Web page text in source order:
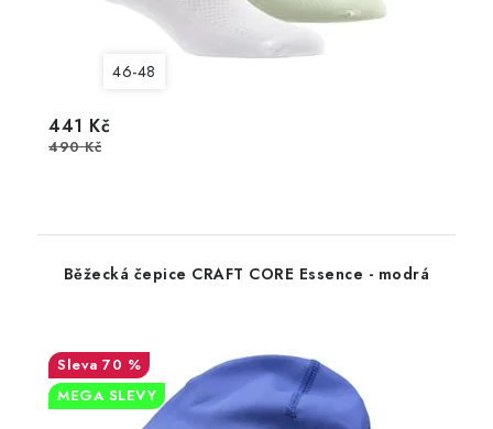
46-48
441 Kč
490 Kč
Běžecká čepice CRAFT CORE Essence - modrá
70 %
MEGA SLEVY